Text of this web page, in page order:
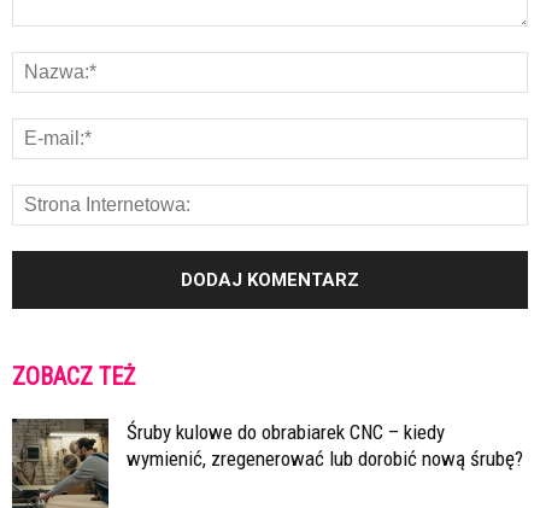
ZOBACZ TEŻ
Śruby kulowe do obrabiarek CNC – kiedy
wymienić, zregenerować lub dorobić nową śrubę?